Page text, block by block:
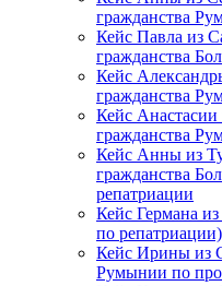
гражданства
Кейс Павла из
гражданства
Кейс
гражданства
Кейс Анастасии
гражданства
Кейс Анны из
гражданства
репатриации
Кейс Германа
по репатриации)
Кейс Ирины из
Румынии по